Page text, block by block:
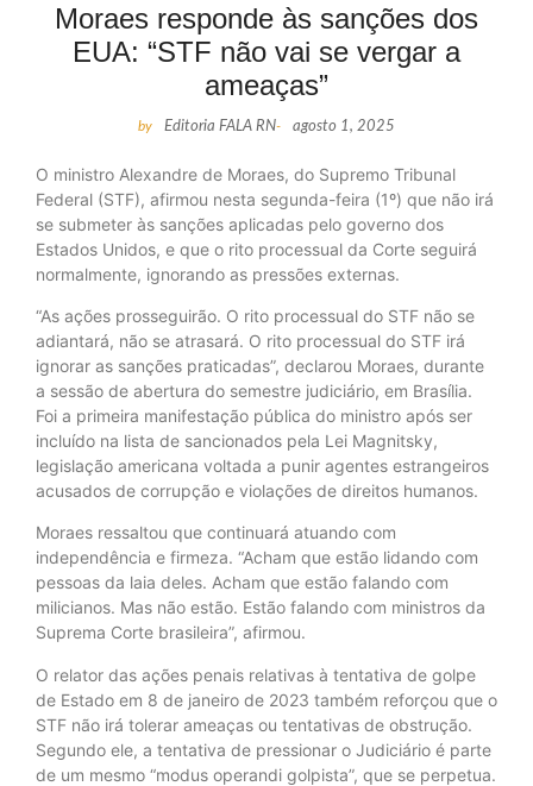
Moraes responde às sanções dos
EUA: “STF não vai se vergar a
ameaças”
by Editoria FALA RN- agosto 1, 2025
O ministro Alexandre de Moraes, do Supremo Tribunal
Federal (STF), afirmou nesta segunda-feira (1º) que não irá
se submeter às sanções aplicadas pelo governo dos
Estados Unidos, e que o rito processual da Corte seguirá
normalmente, ignorando as pressões externas.
“As ações prosseguirão. O rito processual do STF não se
adiantará, não se atrasará. O rito processual do STF irá
ignorar as sanções praticadas”, declarou Moraes, durante
a sessão de abertura do semestre judiciário, em Brasília.
Foi a primeira manifestação pública do ministro após ser
incluído na lista de sancionados pela Lei Magnitsky,
legislação americana voltada a punir agentes estrangeiros
acusados de corrupção e violações de direitos humanos.
Moraes ressaltou que continuará atuando com
independência e firmeza. “Acham que estão lidando com
pessoas da laia deles. Acham que estão falando com
milicianos. Mas não estão. Estão falando com ministros da
Suprema Corte brasileira”, afirmou.
O relator das ações penais relativas à tentativa de golpe
de Estado em 8 de janeiro de 2023 também reforçou que o
STF não irá tolerar ameaças ou tentativas de obstrução.
Segundo ele, a tentativa de pressionar o Judiciário é parte
de um mesmo “modus operandi golpista”, que se perpetua.